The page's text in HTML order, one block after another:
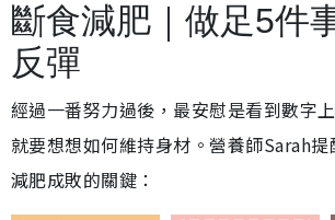
斷食減肥｜做足5件
反彈
經過一番努力過後，最安慰是看到數字
就要想想如何維持身材。營養師Sarah
減肥成敗的關鍵：